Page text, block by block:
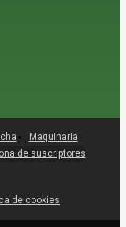
de cookies
Maquinaria
de suscriptores